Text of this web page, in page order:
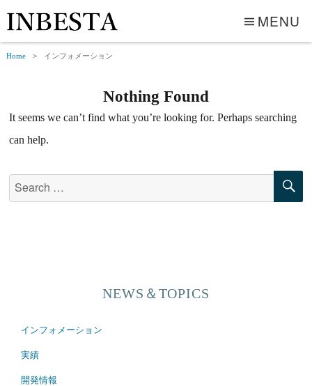
MENU
Home インフォメーション
Nothing Found
It seems we can’t find what you’re looking for. Perhaps searching
can help.
Search
for:
NEWS＆TOPICS
インフォメーション
実績
開発情報